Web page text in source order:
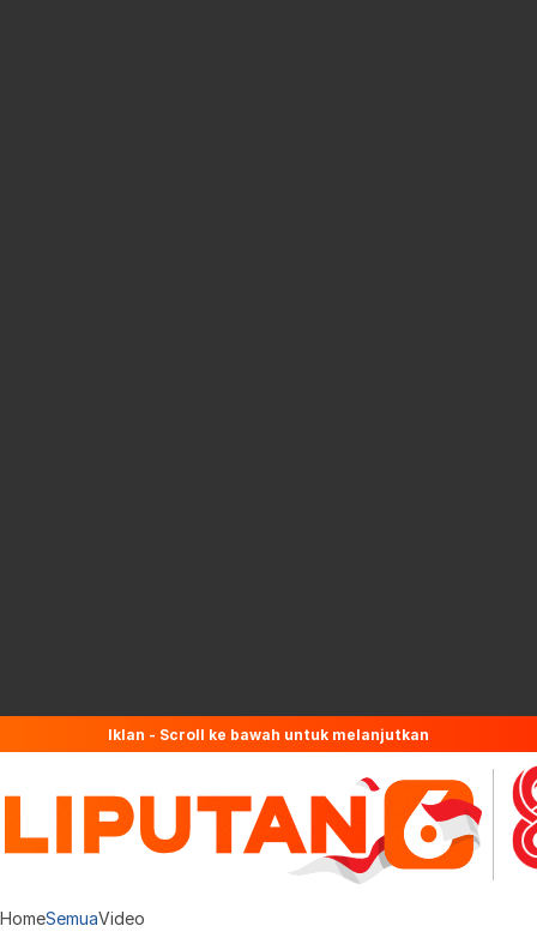
Iklan - Scroll ke bawah untuk melanjutkan
HomeSemuaVideo